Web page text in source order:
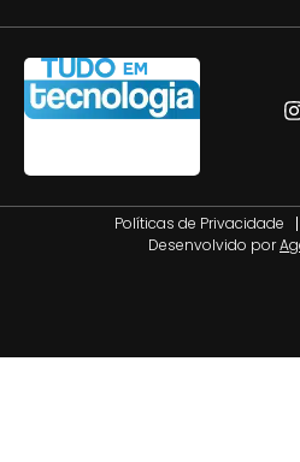
Políticas de Privacidade
Desenvolvido por